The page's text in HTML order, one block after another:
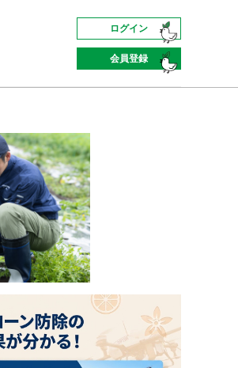
ログイン
会員登録